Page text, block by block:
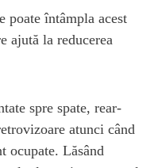
poate întâmpla acest
ajută la reducerea
spre spate, rear-
atunci când
ocupate. Lăsând